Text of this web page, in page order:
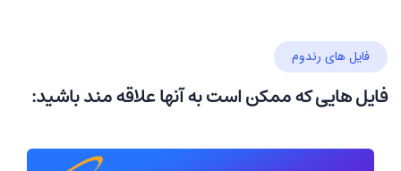
فایل های رندوم
فایل هایی که ممکن است به آنها علاقه مند باشید: